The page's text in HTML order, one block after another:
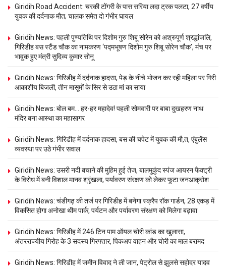
Giridih Road Accident: चरकी टोंगरी के पास सरिया लदा ट्रक पलटा, 27 वर्षीय
युवक की दर्दनाक मौत; चालक समेत दो गंभीर घायल
Giridih News: पहली पुण्यतिथि पर दिशोम गुरु शिबू सोरेन को अश्रुपूर्ण श्रद्धांजलि,
गिरिडीह बस स्टैंड चौक का नामकरण ‘पद्मभूषण दिशोम गुरु शिबू सोरेन चौक’, मंच पर
भावुक हुए मंत्री सुदिव्य कुमार सोनू
Giridih News: गिरिडीह में दर्दनाक हादसा, पेड़ के नीचे भोजन कर रही महिला पर गिरी
आकाशीय बिजली, तीन मासूमों के सिर से उठा मां का साया
Giridih News: बोल बम… हर-हर महादेव! पहली सोमवारी पर बाबा दुखहरण नाथ
मंदिर बना आस्था का महासागर
Giridih News: गिरिडीह में दर्दनाक हादसा, बस की चपेट में युवक की मौ,त, एंबुलेंस
व्यवस्था पर उठे गंभीर सवाल
Giridih News: उसरी नदी बचाने की मुहिम हुई तेज, बालमुकुंद स्पंज आयरन फैक्ट्री
के विरोध में बनी विशाल मानव श्रृंखला, पर्यावरण संरक्षण को लेकर फूटा जनआक्रोश
Giridih News: चंडीगढ़ की तर्ज पर गिरिडीह में बनेगा स्क्रैप रॉक गार्डन, 28 एकड़ में
विकसित होगा अनोखा थीम पार्क, पर्यटन और पर्यावरण संरक्षण को मिलेगा बढ़ावा
Giridih News: गिरिडीह में 246 टिन पाम ऑयल चोरी कांड का खुलासा,
अंतरराज्यीय गिरोह के 3 सदस्य गिरफ्तार, पिकअप वाहन और चोरी का माल बरामद
Giridih News: गिरिडीह में जमीन विवाद ने ली जान, पेट्रोल से झुलसे सहोदर यादव